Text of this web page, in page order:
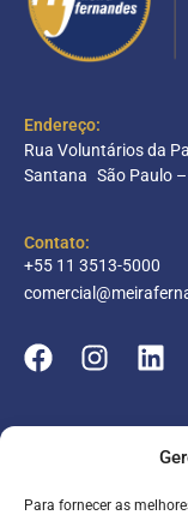
Para fornecer as
Endereço:
Rua Voluntários da
Santana São Paulo –
Contato:
+55 11 3513-5000